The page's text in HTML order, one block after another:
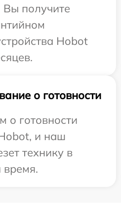
Вы получите
Hobot
о готовности
готовности
и наш
технику в
время.